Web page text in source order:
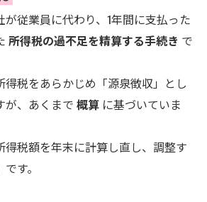
従業員に代わり、1年間に支払った
所得税の過不足を精算する手続き で
税をあらかじめ「源泉徴収」とし
が、あくまで 概算 に基づいていま
得税額を年末に計算し直し、調整す
す。